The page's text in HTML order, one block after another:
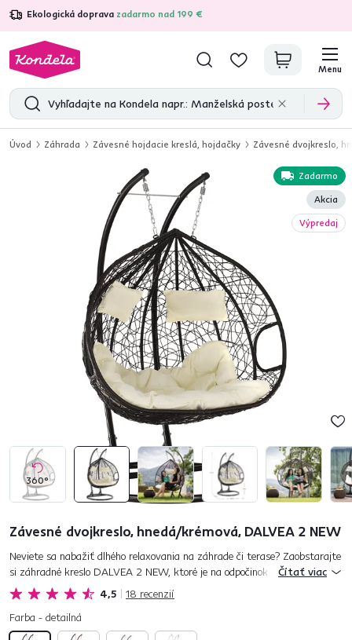
Ekologická doprava zadarmo nad 199 €
4,7 31 375overených produktových recenzií
Menu
Úvod Záhrada Závesné hojdacie kreslá, hojdačky Závesné dvojkreslo,
360°
Zadarmo
Akcia
Výpredaj
Závesné dvojkreslo, hnedá/krémová, DALVEA 2 NEW
4,5 18 recenzií
Neviete sa nabažiť dlhého relaxovania na záhrade či terase? Zaobstarajte
si záhradné kreslo DALVEA 2 NEW, ktoré je na odpočinok ako stvorené.
Posaďte sa a dajte sa uniesť do sveta, kde starosti n...
Čítať viac
Farba - detailná